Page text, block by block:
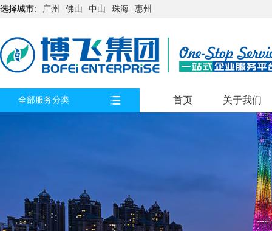
选择城市: 广州 佛山 中山 珠海 惠州
全部服务分类 首页 关于我们